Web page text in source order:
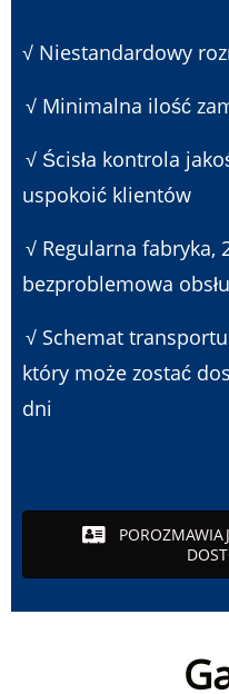
√ Niestandardowy
√ Minimalna ilość
√ Ścisła kontrola
uspokoić klientów
√ Regularna fabryka,
bezproblemowa
√ Schemat
który może zostać
dni